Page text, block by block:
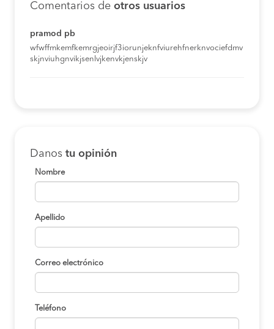
Comentarios de otros usuarios
pramod pb
wfwffmkemfkemrgjeoirjf3iorunjeknfviurehfnerknvociefdmv
skjnviuhgnvikjsenlvjkenvkjenskjv
Danos tu opinión
Nombre
Apellido
Correo electrónico
Teléfono